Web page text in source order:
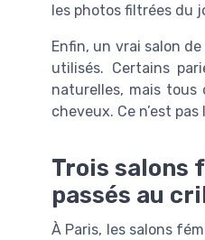
les photos filtrées du
Enfin, un vrai salon
utilisés. Certains
naturelles, mais
cheveux. Ce n’est
Trois salons
passés au
À Paris, les salons